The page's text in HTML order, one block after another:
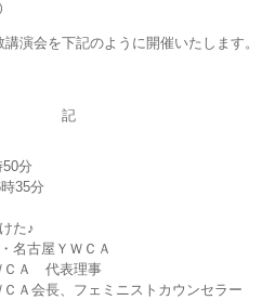
)
演会を下記のように開催いたします。
記
分
35分
た♪
古屋ＹＷＣＡ
Ａ 代表理事
、フェミニストカウンセラー